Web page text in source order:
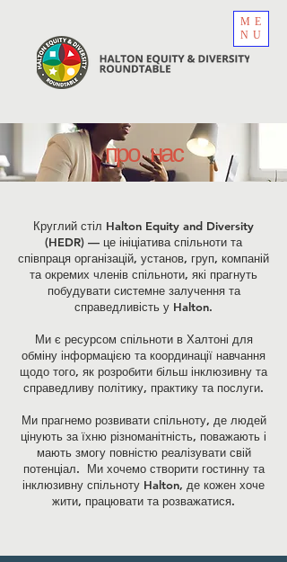
ME
NU
про нас
Круглий стіл Halton Equity and Diversity
(HEDR) — це ініціатива спільноти та
співпраця організацій, установ, груп, компаній
та окремих членів спільноти, які прагнуть
побудувати системне залучення та
справедливість у Halton.
Ми є ресурсом спільноти в Халтоні для
обміну інформацією та координації навчання
щодо того, як розробити більш інклюзивну та
справедливу політику, практику та послуги.
Ми прагнемо розвивати спільноту, де людей
цінують за їхню різноманітність, поважають і
мають змогу повністю реалізувати свій
потенціал. Ми хочемо створити гостинну та
інклюзивну спільноту Halton, де кожен хоче
жити, працювати та розважатися.